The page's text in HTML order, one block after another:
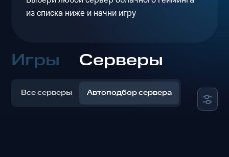
из списка ниже и начни игру
Игры Серверы
Все серверы Автоподбор сервера